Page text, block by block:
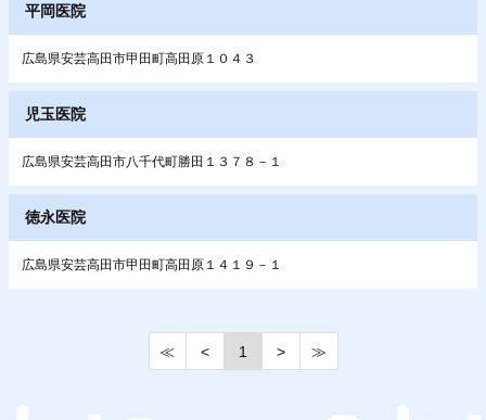
平岡医院
広島県安芸高田市甲田町高田原１０４３
児玉医院
広島県安芸高田市八千代町勝田１３７８－１
徳永医院
広島県安芸高田市甲田町高田原１４１９－１
≪ < 1 > ≫